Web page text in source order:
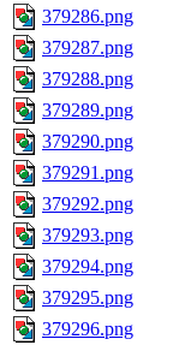
379286.png
379287.png
379288.png
379289.png
379290.png
379291.png
379292.png
379293.png
379294.png
379295.png
379296.png